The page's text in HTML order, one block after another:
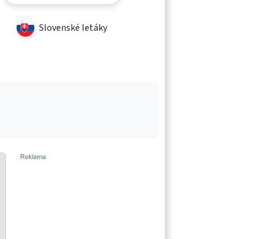
Slovenské letáky